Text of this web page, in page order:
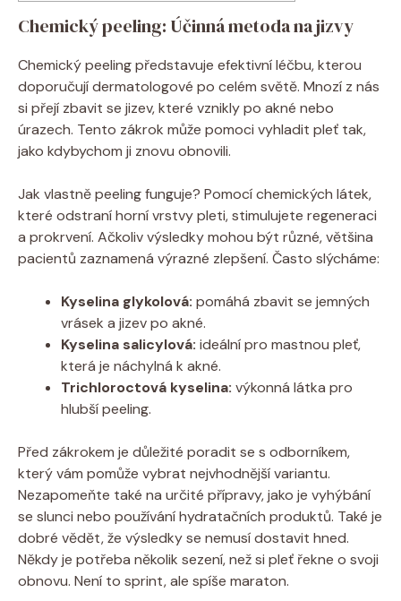
Chemický peeling: Účinná metoda na jizvy
Chemický peeling představuje efektivní léčbu, kterou
doporučují dermatologové po celém světě. Mnozí z nás
si přejí zbavit se jizev, které vznikly po akné nebo
úrazech. Tento zákrok může pomoci vyhladit pleť tak,
jako kdybychom ji znovu obnovili.
Jak vlastně peeling funguje? Pomocí chemických látek,
které odstraní horní vrstvy pleti, stimulujete regeneraci
a prokrvení. Ačkoliv výsledky mohou být různé, většina
pacientů zaznamená výrazné zlepšení. Často slýcháme:
Kyselina glykolová: pomáhá zbavit se jemných
vrásek a jizev po akné.
Kyselina salicylová: ideální pro mastnou pleť,
která je náchylná k akné.
Trichloroctová kyselina: výkonná látka pro
hlubší peeling.
Před zákrokem je důležité poradit se s odborníkem,
který vám pomůže vybrat nejvhodnější variantu.
Nezapomeňte také na určité přípravy, jako je vyhýbání
se slunci nebo používání hydratačních produktů. Také je
dobré vědět, že výsledky se nemusí dostavit hned.
Někdy je potřeba několik sezení, než si pleť řekne o svoji
obnovu. Není to sprint, ale spíše maraton.